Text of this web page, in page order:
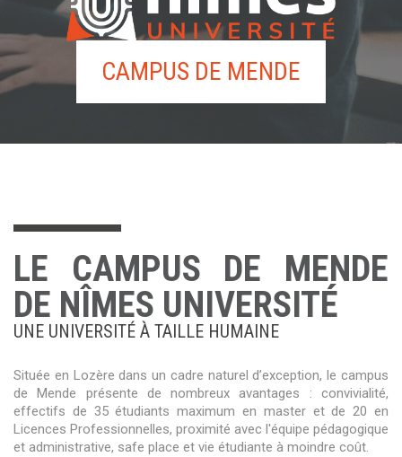
CAMPUS DE MENDE
LE CAMPUS DE MENDE
DE NÎMES UNIVERSITÉ
UNE UNIVERSITÉ À TAILLE HUMAINE
Située en Lozère dans un cadre naturel d’exception, le campus
de Mende présente de nombreux avantages : convivialité,
effectifs de 35 étudiants maximum en master et de 20 en
Licences Professionnelles, proximité avec l'équipe pédagogique
et administrative, safe place et vie étudiante à moindre coût.